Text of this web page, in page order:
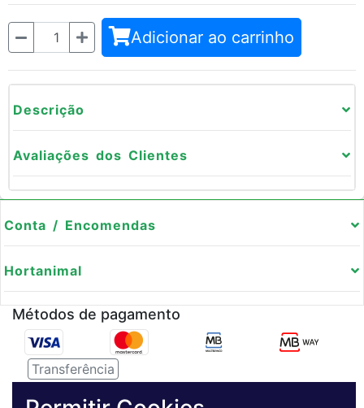
Quantidade Adicionar ao carrinho
Descrição
Avaliações dos Clientes
Conta / Encomendas
Hortanimal
Métodos de pagamento
Transferência